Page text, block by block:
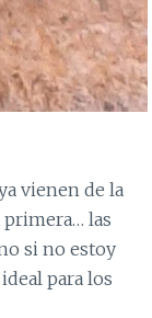
vienen de la
primera… las
si no estoy
para los